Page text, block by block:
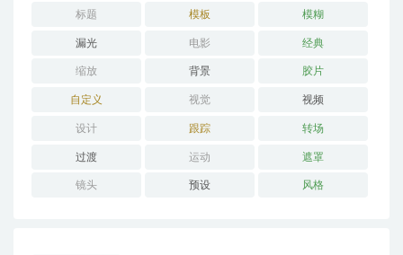
标题 模板 模糊
漏光 电影 经典
缩放 背景 胶片
自定义 视觉 视频
设计 跟踪 转场
过渡 运动 遮罩
镜头 预设 风格